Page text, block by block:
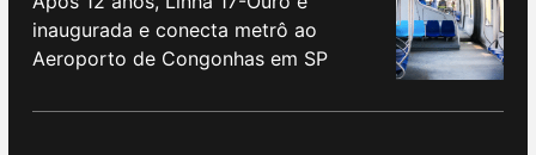
inaugurada e conecta metrô ao
Aeroporto de Congonhas em SP